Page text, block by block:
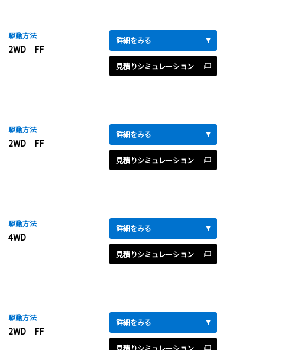
駆動方法
2WD FF
詳細をみる
見積りシミュレーション
駆動方法
2WD FF
詳細をみる
見積りシミュレーション
駆動方法
4WD
詳細をみる
見積りシミュレーション
駆動方法
2WD FF
詳細をみる